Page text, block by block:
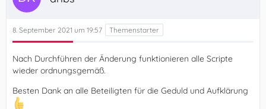
8. September 2021 um 19:57
Nach Durchführen der Änderung funktionieren alle Scripte
wieder ordnungsgemäß.
Besten Dank an alle Beteiligten für die Geduld und Aufklärung